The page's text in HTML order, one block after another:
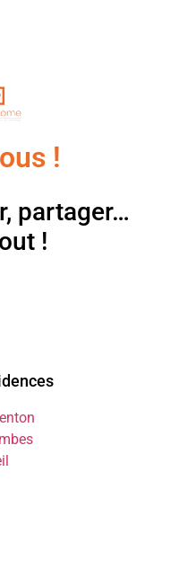
!
partager…
!